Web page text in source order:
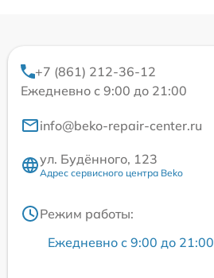
+7 (861) 212-36-12
Ежедневно с 9:00 до 21:00
info@beko-repair-center.ru
ул. Будённого, 123
Адрес сервисного центра Beko
Режим работы:
Ежедневно с 9:00 до 21:00